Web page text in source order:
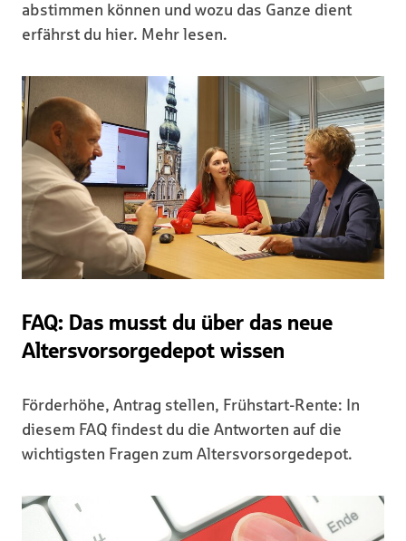
abstimmen können und wozu das Ganze dient
erfährst du hier. Mehr lesen.
FAQ: Das musst du über das neue
Altersvorsorgedepot wissen
Förderhöhe, Antrag stellen, Frühstart-Rente: In
diesem FAQ findest du die Antworten auf die
wichtigsten Fragen zum Altersvorsorgedepot.